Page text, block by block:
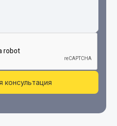
консультация